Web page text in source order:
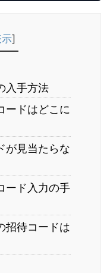
]
入手方法
ードはどこに
が見当たらな
ード入力の手
招待コードは